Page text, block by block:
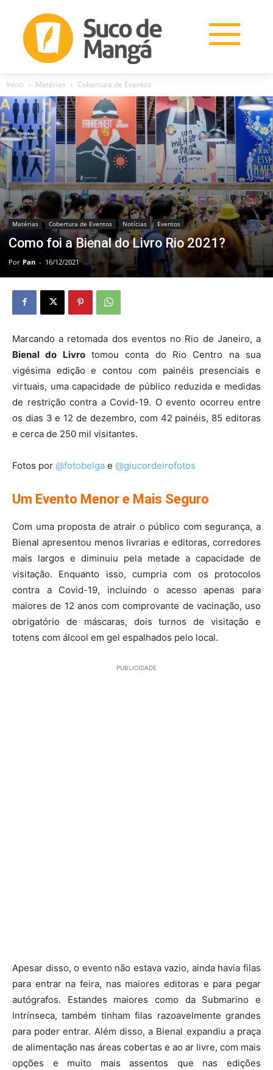
Início Matérias Cobertura de Eventos
Matérias Cobertura de Eventos Notícias Eventos
Como foi a Bienal do Livro Rio 2021?
Por Pan - 16/12/2021
Marcando a retomada dos eventos no Rio de Janeiro, a
Bienal do Livrotomou conta do Rio Centro na sua
vigésima edição e contou com painéis presenciais e
virtuais, uma capacidade de público reduzida e medidas
de restrição contra a Covid-19. O evento ocorreu entre
os dias 3 e 12 de dezembro, com 42 painéis, 85 editoras
e cerca de 250 mil visitantes.
Fotos por @fotobelga e @giucordeirofotos
Um Evento Menor e Mais Seguro
Com uma proposta de atrair o público com segurança, a
Bienal apresentou menos livrarias e editoras, corredores
mais largos e diminuiu pela metade a capacidade de
visitação. Enquanto isso, cumpria com os protocolos
contra a Covid-19, incluindo o acesso apenas para
maiores de 12 anos com comprovante de vacinação, uso
obrigatório de máscaras, dois turnos de visitação e
totens com álcool em gel espalhados pelo local.
PUBLICIDADE
Apesar disso, o evento não estava vazio, ainda havia filas
para entrar na feira, nas maiores editoras e para pegar
autógrafos. Estandes maiores como da Submarino e
Intrínseca, também tinham filas razoavelmente grandes
para poder entrar. Além disso, a Bienal expandiu a praça
de alimentação nas áreas cobertas e ao ar livre, com mais
opções e muito mais assentos que nas edições